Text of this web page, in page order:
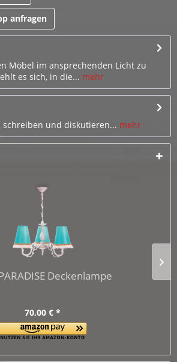
anfragen
Möbel im ansprechenden Licht zu
es sich, in die... mehr
schreiben und diskutieren... mehr
Deckenlampe
70,00 € *